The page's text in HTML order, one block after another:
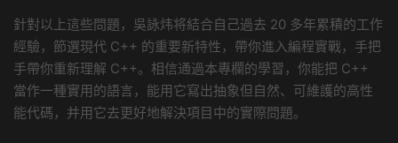
針對以上這些問題，吳詠炜将結合自己過去 20 多年累積的工作
經驗，節選現代 C++ 的重要新特性，帶你進入編程實戰，手把
手帶你重新理解 C++。相信通過本專欄的學習，你能把 C++
當作一種實用的語言，能用它寫出抽象但自然、可維護的高性
能代碼，并用它去更好地解決項目中的實際問題。